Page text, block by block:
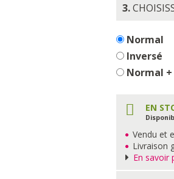
3.
Normal
Inversé
Normal
EN
Vendu et
Livraison
En savoir